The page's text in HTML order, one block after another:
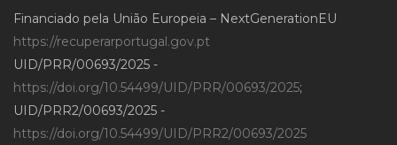
Financiado pela União Europeia – NextGenerationEU
https://recuperarportugal.gov.pt
UID/PRR/00693/2025 -
https://doi.org/10.54499/UID/PRR/00693/2025;
UID/PRR2/00693/2025 -
https://doi.org/10.54499/UID/PRR2/00693/2025